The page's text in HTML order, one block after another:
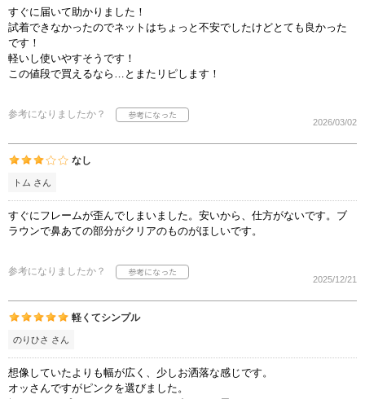
すぐに届いて助かりました！
試着できなかったのでネットはちょっと不安でしたけどとても良かった
です！
軽いし使いやすそうです！
この値段で買えるなら…とまたリピします！
参考になりましたか？
2026/03/02
なし
トム さん
すぐにフレームが歪んでしまいました。安いから、仕方がないです。ブ
ラウンで鼻あての部分がクリアのものがほしいです。
参考になりましたか？
2025/12/21
軽くてシンプル
のりひさ さん
想像していたよりも幅が広く、少しお洒落な感じです。
オッさんですがピンクを選びました。